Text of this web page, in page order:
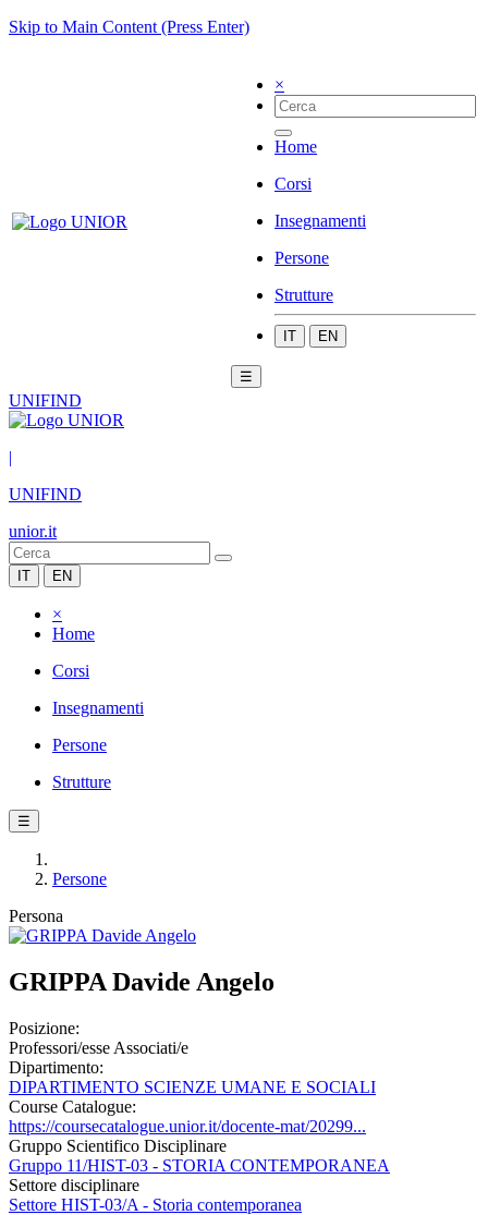
Skip to Main Content (Press Enter)
×
Home
Corsi
Insegnamenti
Persone
Strutture
IT EN
☰
UNIFIND
|
UNIFIND
unior.it
IT EN
×
Home
Corsi
Insegnamenti
Persone
Strutture
☰
Persone
Persona
GRIPPA Davide Angelo
Posizione:
Professori/esse Associati/e
Dipartimento:
DIPARTIMENTO SCIENZE UMANE E SOCIALI
Course Catalogue:
https://coursecatalogue.unior.it/docente-mat/20299...
Gruppo Scientifico Disciplinare
Gruppo 11/HIST-03 - STORIA CONTEMPORANEA
Settore disciplinare
Settore HIST-03/A - Storia contemporanea